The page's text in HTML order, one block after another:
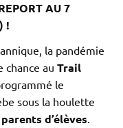
AU 7
!
la pandémie
chance au Trail
le
sous la houlette
d’élèves.